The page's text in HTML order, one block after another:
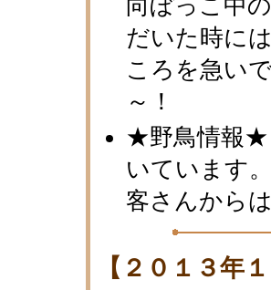
向ぼっこ中
だいた時に
ころを急い
～！
★野鳥情報★
いています
客さんから
【２０１３年